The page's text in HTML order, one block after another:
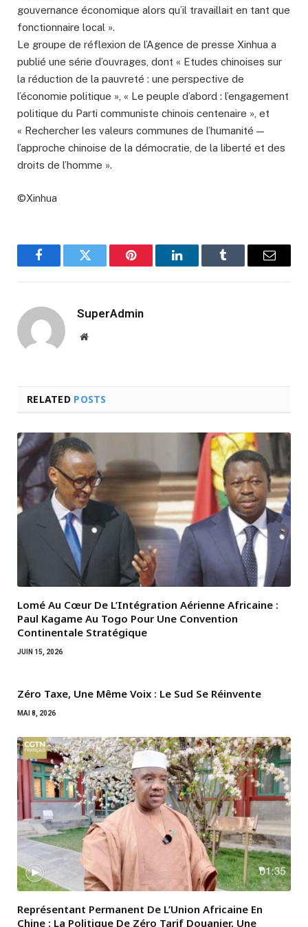
gouvernance économique alors qu’il travaillait en tant que
fonctionnaire local ».
Le groupe de réflexion de l’Agence de presse Xinhua a
publié une série d’ouvrages, dont « Etudes chinoises sur
la réduction de la pauvreté : une perspective de
l’économie politique », « Le peuple d’abord : l’engagement
politique du Parti communiste chinois centenaire », et
« Rechercher les valeurs communes de l’humanité —
l’approche chinoise de la démocratie, de la liberté et des
droits de l’homme ».
©Xinhua
FacebookTwitter Pinterest LinkedInTumblr Email
SuperAdmin
Website
RELATED POSTS
Lomé Au Cœur De L’Intégration Aérienne Africaine :
Paul Kagame Au Togo Pour Une Convention
Continentale Stratégique
JUIN 15, 2026
Zéro Taxe, Une Même Voix : Le Sud Se Réinvente
MAI 8, 2026
Représentant Permanent De L’Union Africaine En
Chine : La Politique De Zéro Tarif Douanier, Une